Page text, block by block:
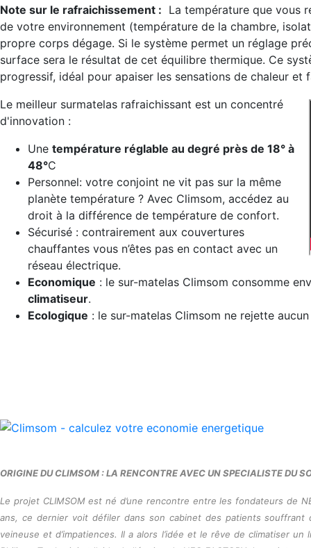
Note sur le rafraichissement : La température que vous
de votre environnement (température de la chambre,
propre corps dégage. Si le système permet un réglage
surface sera le résultat de cet équilibre thermique. Ce
progressif, idéal pour apaiser les sensations de chaleur
Le meilleur surmatelas rafraichissant est un concentré
d'innovation :
Une température réglable au degré près de 18° à
48°C
Personnel: votre conjoint ne vit pas sur la même
planète température ? Avec Climsom, accédez au
droit à la différence de température de confort.
Sécurisé : contrairement aux couvertures
chauffantes vous n’êtes pas en contact avec un
réseau électrique.
Economique : le sur-matelas Climsom consomme
climatiseur.
Ecologique : le sur-matelas Climsom ne rejette
ORIGINE DU CLIMSOM : LA RENCONTRE AVEC UN SPECIALISTE DU
Le projet CLIMSOM est né d’une rencontre entre les fondateurs de
ans, ce dernier voit défiler dans son cabinet des patients souffrant
veineuse et d’impatiences. Il a alors l’idée et le rêve de climatiser